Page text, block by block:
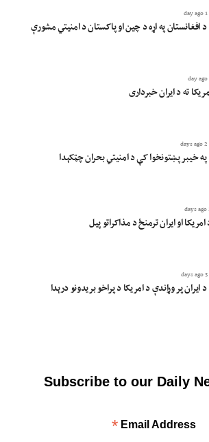
1 day ago
افغانستان په اړه د چین او پاکستان د امنیتي مشورې
ته د ایران خبرداری
2 days ago
خیبر پښتونخوا کې د امنیتي بحران چټکېدا
2
او ایران ترمنځ د مذاکراتو پیل
3 days ago
ایران پر وړاندې د امریکا د پراخو بریدونو درېدا
Subscribe to our Daily
Email Address
*